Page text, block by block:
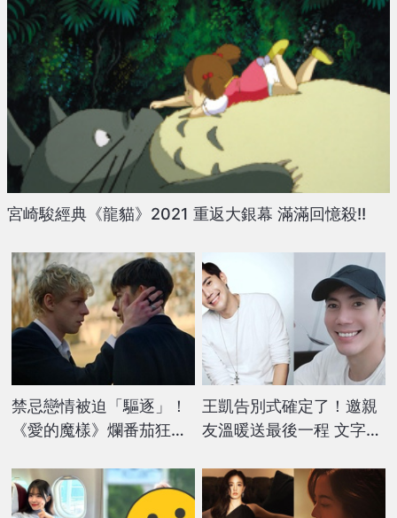
宮崎駿經典《龍貓》2021 重返大銀幕 滿滿回憶殺!!
禁忌戀情被迫「驅逐」！
《愛的魔樣》爛番茄狂飆
王凱告別式確定了！邀親
友溫暖送最後一程 文字藏